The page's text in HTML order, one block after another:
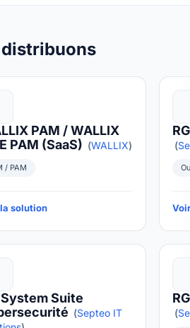
PAM / WALLIX
PAM (SaaS) (WALLIX)
/ PAM
solution
(
System Suite
(Septeo IT
(